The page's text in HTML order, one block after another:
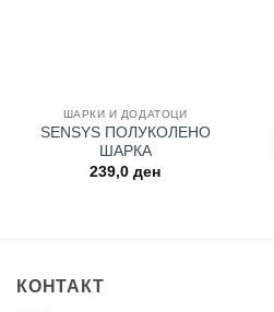
ШАРКИ И ДОДАТОЦИ
SENSYS ПОЛУКОЛЕНО
ШАРКА
239,0 ден
КОНТАКТ